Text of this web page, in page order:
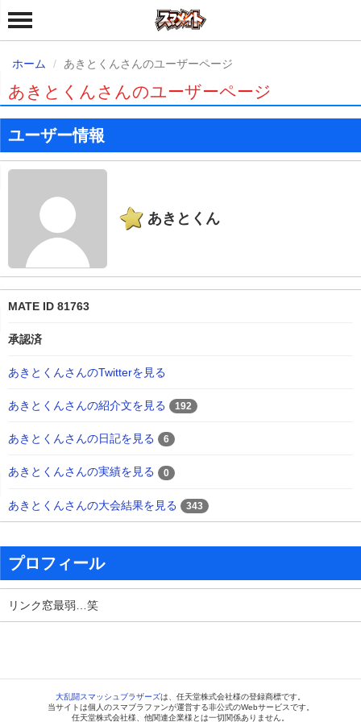
ホーム あきとくんさんのユーザーページ
あきとくんさんのユーザーページ
ユーザー情報
あきとくん
MATE ID 81763
承認済
あきとくんさんのTwitterを見る
あきとくんさんの紹介文を見る 192
あきとくんさんの日記を見る 6
あきとくんさんの実績を見る 0
あきとくんさんの大会結果を見る 343
プロフィール
リンク窓最弱…笑
大乱闘スマッシュブラザーズは、任天堂株式会社様の登録商標です。
当サイトは個人のスマブラファンが運営する非公式のWebサービスです。
任天堂株式会社様、他関連企業様とは一切関係ありません。